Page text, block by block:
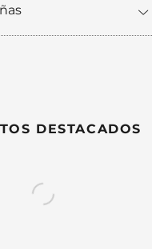
DESTACADOS